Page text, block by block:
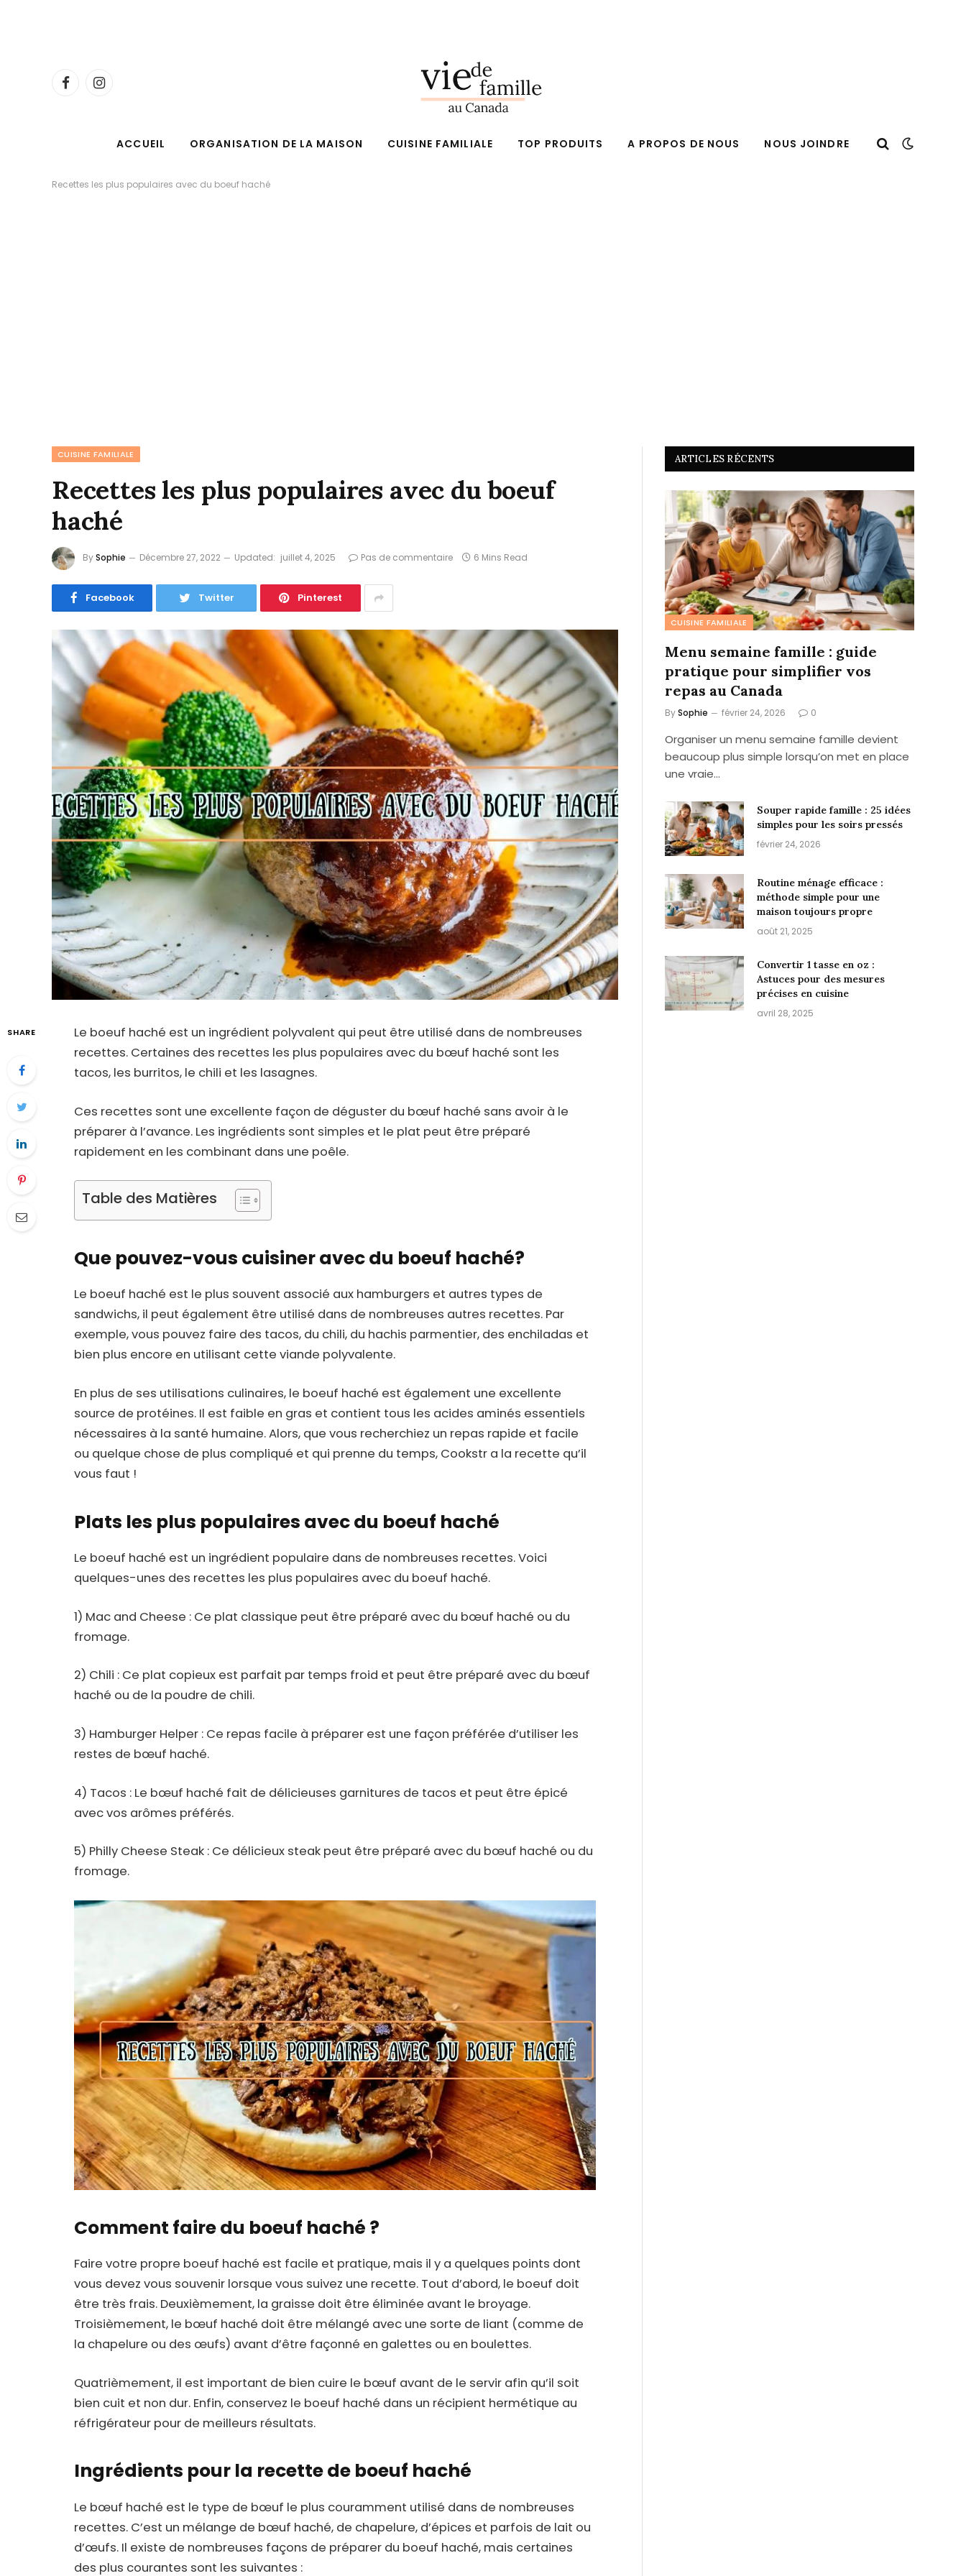
FacebookInstagram
ACCUEIL ORGANISATION DE LA MAISON CUISINE FAMILIALE TOP PRODUITS A PROPOS DE NOUS NOUS JOINDRE
Recettes les plus populaires avec du boeuf haché
CUISINE FAMILIALE
Recettes les plus populaires avec du boeuf
haché
BySophie Décembre 27, 2022 Updated: juillet 4, 2025 Pas de commentaire 6 Mins Read
Facebook Twitter Pinterest
SHARE
Le boeuf haché est un ingrédient polyvalent qui peut être utilisé dans de nombreuses
recettes. Certaines des recettes les plus populaires avec du bœuf haché sont les
tacos, les burritos, le chili et les lasagnes.
Ces recettes sont une excellente façon de déguster du bœuf haché sans avoir à le
préparer à l’avance. Les ingrédients sont simples et le plat peut être préparé
rapidement en les combinant dans une poêle.
Table des Matières
Que pouvez-vous cuisiner avec du boeuf haché?
Le boeuf haché est le plus souvent associé aux hamburgers et autres types de
sandwichs, il peut également être utilisé dans de nombreuses autres recettes. Par
exemple, vous pouvez faire des tacos, du chili, du hachis parmentier, des enchiladas et
bien plus encore en utilisant cette viande polyvalente.
En plus de ses utilisations culinaires, le boeuf haché est également une excellente
source de protéines. Il est faible en gras et contient tous les acides aminés essentiels
nécessaires à la santé humaine. Alors, que vous recherchiez un repas rapide et facile
ou quelque chose de plus compliqué et qui prenne du temps, Cookstr a la recette qu’il
vous faut !
Plats les plus populaires avec du boeuf haché
Le boeuf haché est un ingrédient populaire dans de nombreuses recettes. Voici
quelques-unes des recettes les plus populaires avec du boeuf haché.
1) Mac and Cheese : Ce plat classique peut être préparé avec du bœuf haché ou du
fromage.
2) Chili : Ce plat copieux est parfait par temps froid et peut être préparé avec du bœuf
haché ou de la poudre de chili.
3) Hamburger Helper : Ce repas facile à préparer est une façon préférée d’utiliser les
restes de bœuf haché.
4) Tacos : Le bœuf haché fait de délicieuses garnitures de tacos et peut être épicé
avec vos arômes préférés.
5) Philly Cheese Steak : Ce délicieux steak peut être préparé avec du bœuf haché ou du
fromage.
Comment faire du boeuf haché ?
Faire votre propre boeuf haché est facile et pratique, mais il y a quelques points dont
vous devez vous souvenir lorsque vous suivez une recette. Tout d’abord, le boeuf doit
être très frais. Deuxièmement, la graisse doit être éliminée avant le broyage.
Troisièmement, le bœuf haché doit être mélangé avec une sorte de liant (comme de
la chapelure ou des œufs) avant d’être façonné en galettes ou en boulettes.
Quatrièmement, il est important de bien cuire le bœuf avant de le servir afin qu’il soit
bien cuit et non dur. Enfin, conservez le boeuf haché dans un récipient hermétique au
réfrigérateur pour de meilleurs résultats.
Ingrédients pour la recette de boeuf haché
Le bœuf haché est le type de bœuf le plus couramment utilisé dans de nombreuses
recettes. C’est un mélange de bœuf haché, de chapelure, d’épices et parfois de lait ou
d’œufs. Il existe de nombreuses façons de préparer du boeuf haché, mais certaines
des plus courantes sont les suivantes :
ARTICLES RÉCENTS
CUISINE FAMILIALE
Menu semaine famille : guide
pratique pour simplifier vos
repas au Canada
BySophie février 24, 2026 0
Organiser un menu semaine famille devient
beaucoup plus simple lorsqu’on met en place
une vraie…
Souper rapide famille : 25 idées
simples pour les soirs pressés
février 24, 2026
Routine ménage efficace :
méthode simple pour une
maison toujours propre
août 21, 2025
Convertir 1 tasse en oz :
Astuces pour des mesures
précises en cuisine
avril 28, 2025